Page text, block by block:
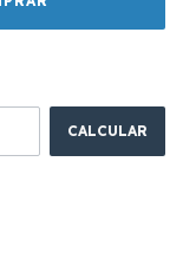
CALCULAR